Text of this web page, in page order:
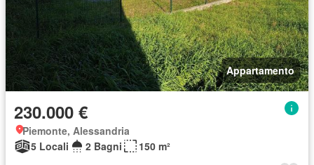
Appartamento
230.000 €
Piemonte, Alessandria
5 Locali
2 Bagni 150 m²